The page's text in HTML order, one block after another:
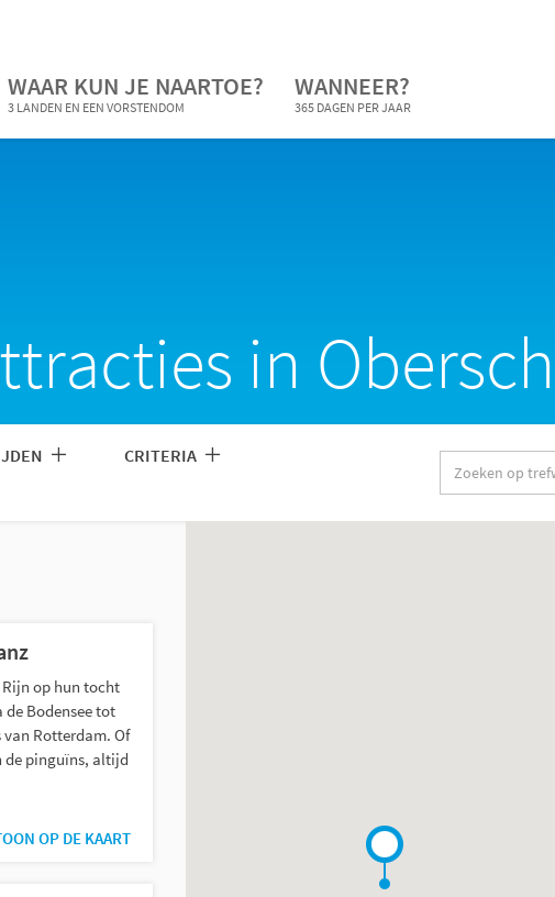
WAAR KUN JE NAARTOE?
3 LANDEN EN EEN VORSTENDOM
WANNEER?
365 DAGEN PER JAAR
in
CRITERIA
op
Rijn op hun tocht
de Bodensee tot
van Rotterdam. Of
de pinguïns, altijd
OP DE KAART